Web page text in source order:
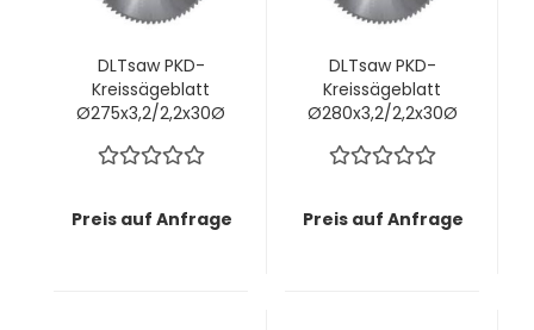
DLTsaw PKD-
Kreissägeblatt
Ø275x3,2/2,2x30Ø
Perfekte
Vorritzaggregat
Preis auf Anfrage
DLTsaw PKD-
Kreissägeblatt
Ø280x3,2/2,2x30Ø
Perfekte
Vorritzaggregat
Preis auf Anfrage